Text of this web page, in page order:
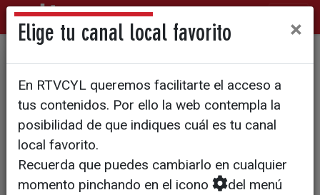
Controlado el incendio de
Tardelcuente tras quemar 5
hectáreas de pinar
Elige tu canal local favorito ×
En RTVCYL queremos facilitarte el acceso a
tus contenidos. Por ello la web contempla la
posibilidad de que indiques cuál es tu canal
local favorito.
Recuerda que puedes cambiarlo en cualquier
momento pinchando en el icono
del menú